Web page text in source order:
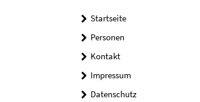
Startseite
Personen
Kontakt
Impressum
Datenschutz